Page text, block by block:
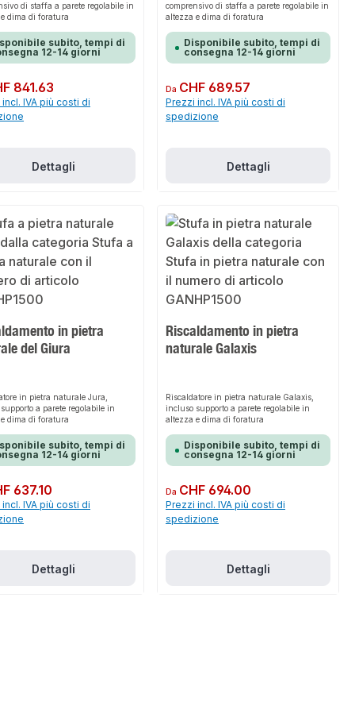
di staffa a parete regolabile in
dima di foratura
subito, tempi di
12-14 giorni
841.63
IVA più costi di
Dettagli
comprensivo di staffa a parete regolabile in
altezza e dima di foratura
Disponibile subito, tempi di
consegna 12-14 giorni
Prezzo normale:
Da CHF 689.57
Prezzi incl. IVA più costi di
spedizione
Dettagli
in pietra
del Giura
in pietra naturale Jura,
a parete regolabile in
dima di foratura
subito, tempi di
12-14 giorni
637.10
IVA più costi di
Dettagli
Riscaldamento in pietra
naturale Galaxis
Riscaldatore in pietra naturale Galaxis,
incluso supporto a parete regolabile in
altezza e dima di foratura
Disponibile subito, tempi di
consegna 12-14 giorni
Prezzo normale:
Da CHF 694.00
Prezzi incl. IVA più costi di
spedizione
Dettagli